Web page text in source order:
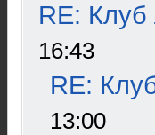
RE:
16:43
RE:
13:00